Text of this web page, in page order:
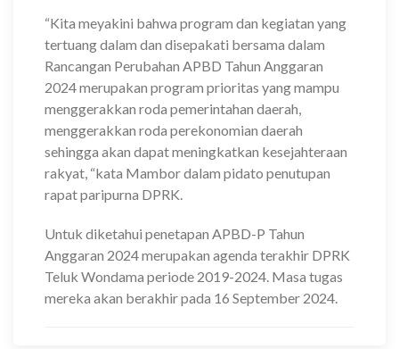
“Kita meyakini bahwa program dan kegiatan yang
tertuang dalam dan disepakati bersama dalam
Rancangan Perubahan APBD Tahun Anggaran
2024 merupakan program prioritas yang mampu
menggerakkan roda pemerintahan daerah,
menggerakkan roda perekonomian daerah
sehingga akan dapat meningkatkan kesejahteraan
rakyat, “kata Mambor dalam pidato penutupan
rapat paripurna DPRK.
Untuk diketahui penetapan APBD-P Tahun
Anggaran 2024 merupakan agenda terakhir DPRK
Teluk Wondama periode 2019-2024. Masa tugas
mereka akan berakhir pada 16 September 2024.